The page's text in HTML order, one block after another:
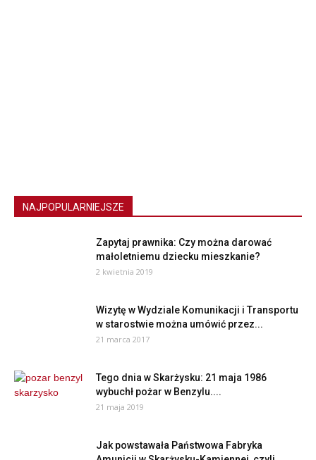
NAJPOPULARNIEJSZE
Zapytaj prawnika: Czy można darować
małoletniemu dziecku mieszkanie?
2 kwietnia 2019
Wizytę w Wydziale Komunikacji i Transportu
w starostwie można umówić przez...
21 marca 2017
Tego dnia w Skarżysku: 21 maja 1986
wybuchł pożar w Benzylu....
21 maja 2019
Jak powstawała Państwowa Fabryka